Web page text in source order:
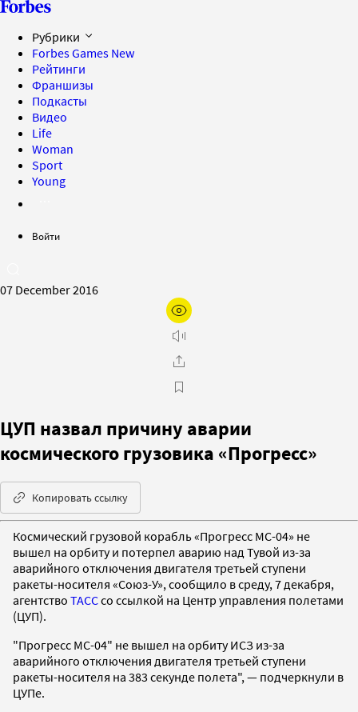
Рубрики
Forbes Games New
Рейтинги
Франшизы
Подкасты
Видео
Life
Woman
Sport
Young
Войти
07 December 2016
ЦУП назвал причину аварии
космического грузовика «Прогресс»
Копировать ссылку
Космический грузовой корабль «Прогресс МС-04» не
вышел на орбиту и потерпел аварию над Тувой из-за
аварийного отключения двигателя третьей ступени
ракеты-носителя «Союз-У», сообщило в среду, 7 декабря,
агентство ТАССсо ссылкой на Центр управления полетами
(ЦУП).
"Прогресс МС-04" не вышел на орбиту ИСЗ из-за
аварийного отключения двигателя третьей ступени
ракеты-носителя на 383 секунде полета", — подчеркнули в
ЦУПе.